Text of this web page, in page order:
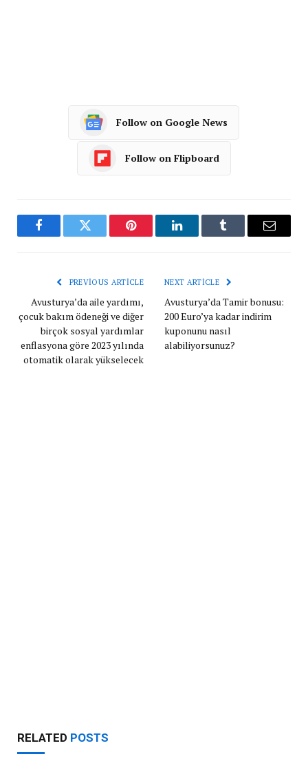
Follow on Google News
Follow on Flipboard
FacebookTwitter Pinterest LinkedInTumblr Email
PREVIOUS ARTICLE
Avusturya’da aile yardımı,
çocuk bakım ödeneği ve diğer
birçok sosyal yardımlar
enflasyona göre 2023 yılında
otomatik olarak yükselecek
NEXT ARTICLE
Avusturya’da Tamir bonusu:
200 Euro’ya kadar indirim
kuponunu nasıl
alabiliyorsunuz?
RELATED POSTS